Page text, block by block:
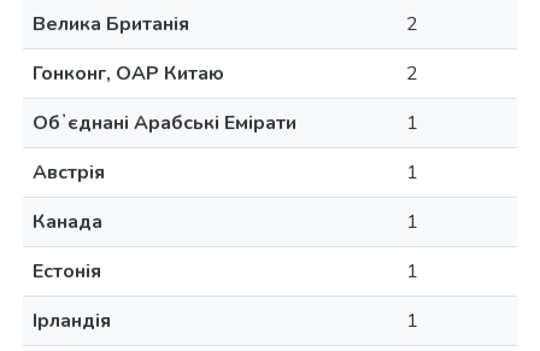
Велика Британія
2
Гонконг, ОАР Китаю
2
Обʼєднані Арабські Емірати
1
Австрія
1
Канада
1
Естонія
1
Ірландія
1